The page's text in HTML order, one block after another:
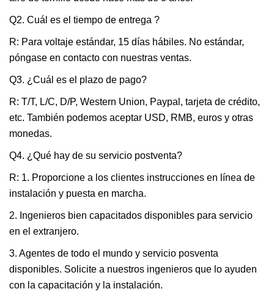
Q2. Cuál es el tiempo de entrega ?
R: Para voltaje estándar, 15 días hábiles. No estándar,
póngase en contacto con nuestras ventas.
Q3. ¿Cuál es el plazo de pago?
R: T/T, L/C, D/P, Western Union, Paypal, tarjeta de crédito,
etc. También podemos aceptar USD, RMB, euros y otras
monedas.
Q4. ¿Qué hay de su servicio postventa?
R: 1. Proporcione a los clientes instrucciones en línea de
instalación y puesta en marcha.
2. Ingenieros bien capacitados disponibles para servicio
en el extranjero.
3. Agentes de todo el mundo y servicio posventa
disponibles. Solicite a nuestros ingenieros que lo ayuden
con la capacitación y la instalación.